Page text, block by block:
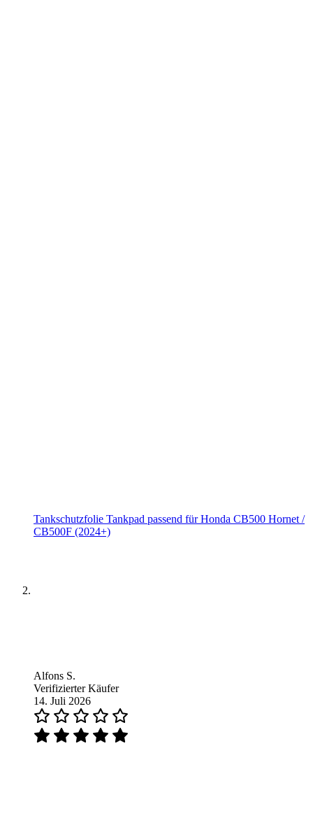
Tankschutzfolie Tankpad passend für Honda CB500 Hornet /
CB500F (2024+)
Alfons S.
Verifizierter Käufer
14. Juli 2026